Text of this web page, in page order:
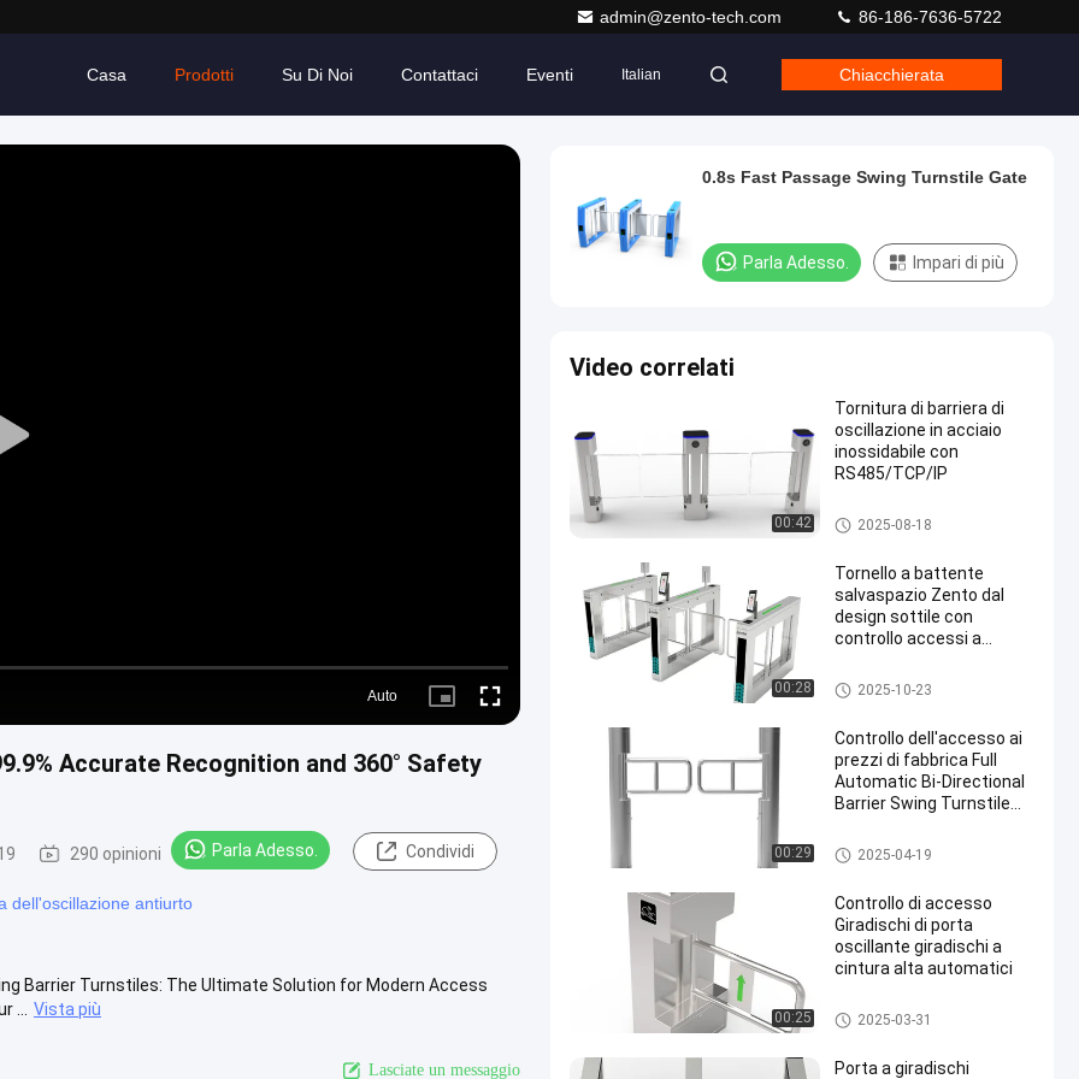
admin@zento-tech.com 86-186-7636-5722
Casa Prodotti Su Di Noi Contattaci Eventi Italian Chiacchierata
Play
Auto
Picture- Fullscreen
Accurate Recognition and 360° Safety
290 opinioni Parla Adesso. Condividi
dell'oscillazione antiurto
Barrier Turnstiles: The Ultimate Solution for Modern Access
...
Vista più
Lasciate un messaggio
0.8s Fast Passage Swing Turnstile Gate
Parla Adesso. Impari di più
Video correlati
00:42
Tornitura di barriera di
oscillazione in acciaio
inossidabile con
RS485/TCP/IP
Cancello girevole della barriera
dell'oscillazione
2025-08-18
00:28
Tornello a battente
salvaspazio Zento dal
design sottile con
controllo accessi a
indicatore LED
Cancello girevole della barriera
dell'oscillazione
2025-10-23
00:29
Controllo dell'accesso ai
prezzi di fabbrica Full
Automatic Bi-Directional
Barrier Swing Turnstile
Cancello girevole della barriera
dell'oscillazione
2025-04-19
00:25
Controllo di accesso
Giradischi di porta
oscillante giradischi a
cintura alta automatici
Cancello girevole della barriera
dell'oscillazione
2025-03-31
Porta a giradischi